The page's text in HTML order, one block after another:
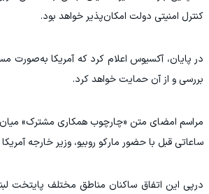
کنترل امنیتی دولت امکان‌پذیر خواهد بود.
در پایان، آکسیوس اعلام کرد که آمریکا به‌صورت
بررسی و از آن حمایت خواهد کرد.
مراسم امضای متن «چارچوب همکاری مشترک» میان
ساعاتی قبل با حضور مارکو روبیو، وزیر خارجه
درپی این اتفاق ساکنان مناطق مختلف پایتخت